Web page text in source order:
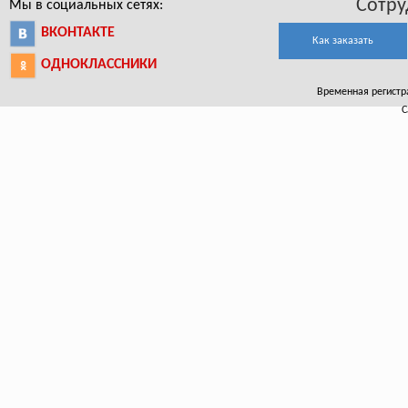
Мы в социальных сетях:
ВКОНТАКТЕ
ОДНОКЛАССНИКИ
Как заказать
Временная